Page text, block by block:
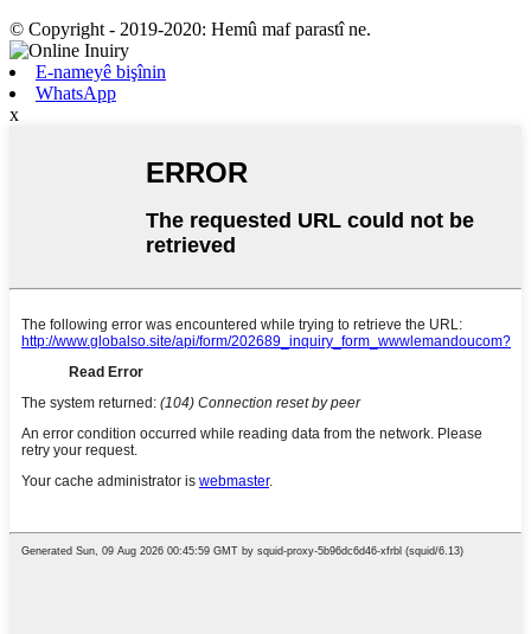
© Copyright - 2019-2020: Hemû maf parastî ne.
E-nameyê bişînin
WhatsApp
x